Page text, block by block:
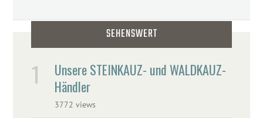
SEHENSWERT
Unsere STEINKAUZ- und WALDKAUZ-
Händler
3772 views